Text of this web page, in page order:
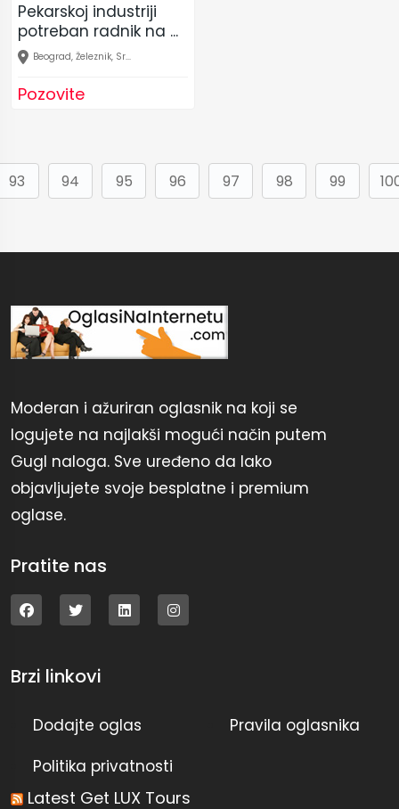
Pekarskoj industriji
potreban radnik na ...
Beograd, Železnik, Sr...
Pozovite
93 94 95 96 97 98 99
Moderan i ažuriran oglasnik na koji se
logujete na najlakši mogući način putem
Gugl naloga. Sve uređeno da lako
objavljujete svoje besplatne i premium
oglase.
Pratite nas
Brzi linkovi
Dodajte oglas
Politika privatnosti
Pravila oglasnika
Latest Get LUX Tours